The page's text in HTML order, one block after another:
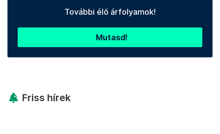
További élő árfolyamok!
Mutasd!
Friss hírek